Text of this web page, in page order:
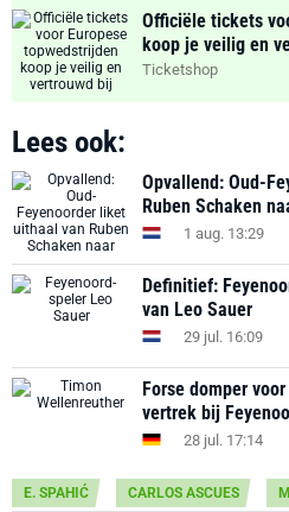
Officiële tickets
koop je veilig en
Ticketshop
Lees ook:
Opvallend: Oud-
Ruben Schaken
1 aug. 13:29
Definitief:
van Leo Sauer
29 jul. 16:09
Forse domper
vertrek bij
28 jul. 17:14
E. SPAHIĆ CARLOS ASCUES